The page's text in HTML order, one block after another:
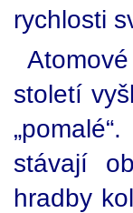
rychlosti
století
stávají
hradby